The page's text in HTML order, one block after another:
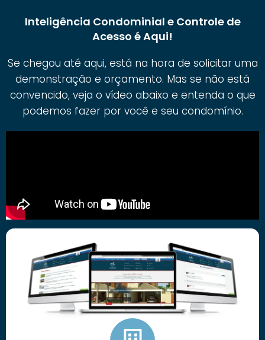
Inteligência Condominial e Controle de
Acesso é Aqui!
Se chegou até aqui, está na hora de solicitar uma
demonstração e orçamento. Mas se não está
convencido, veja o vídeo abaixo e entenda o que
podemos fazer por você e seu condomínio.